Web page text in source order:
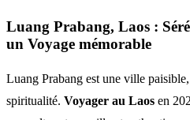
Luang Prabang, Laos :
un Voyage mémorable
Luang Prabang est une ville
spiritualité. Voyager au Laos en